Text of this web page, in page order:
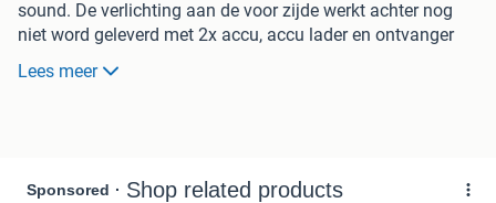
sound. De verlichting aan de voor zijde werkt achter nog
niet word geleverd met 2x accu, accu lader en ontvanger
zonder zender. er zitten twee dozen bij met de originele
onderdelen. Ophalen i.v.m. kwetsbaarheid. het is mogelijk
Lees meer